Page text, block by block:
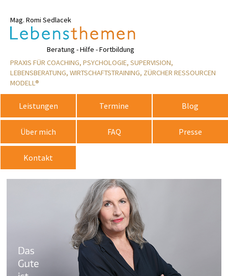
Mag. Romi Sedlacek
Beratung - Hilfe - Fortbildung
PRAXIS FÜR COACHING, PSYCHOLOGIE, SUPERVISION,
LEBENSBERATUNG, WIRTSCHAFTSTRAINING, ZÜRCHER RESSOURCEN
MODELL®
Leistungen Termine Blog
Über mich FAQ Presse
Kontakt